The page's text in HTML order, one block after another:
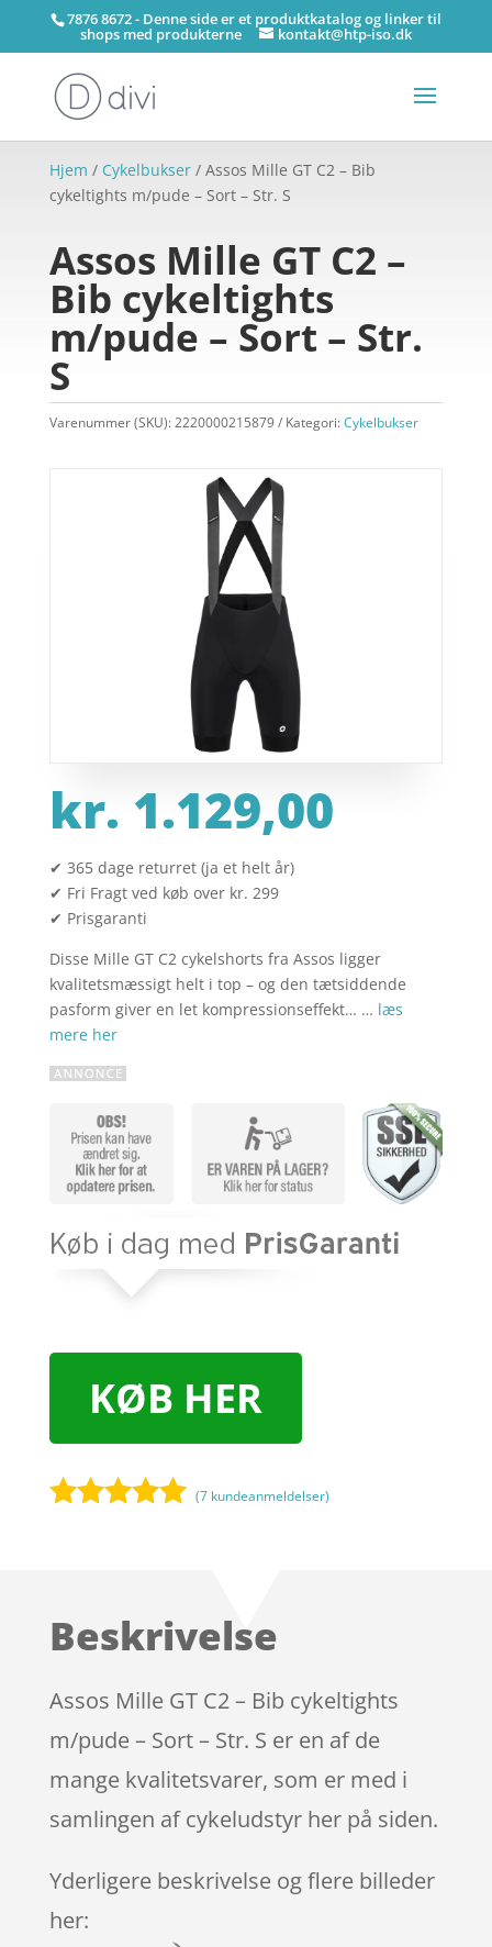
7876 8672 - Denne side er et produktkatalog og linker til
shops med produkterne kontakt@htp-iso.dk
Hjem / Cykelbukser/ Assos Mille GT C2 – Bib
cykeltights m/pude – Sort – Str. S
Assos Mille GT C2 –
Bib cykeltights
m/pude – Sort – Str.
S
Varenummer (SKU):2220000215879 Kategori:Cykelbukser
kr. 1.129,00
✔ 365 dage returret (ja et helt år)
✔ Fri Fragt ved køb over kr. 299
✔ Prisgaranti
Disse Mille GT C2 cykelshorts fra Assos ligger
kvalitetsmæssigt helt i top – og den tætsiddende
pasform giver en let kompressionseffekt… … læs
mere her
KØB HER
kundebedøm
(7 kundeanmeldelser)
Beskrivelse
Assos Mille GT C2 – Bib cykeltights
m/pude – Sort – Str. S er en af de
mange kvalitetsvarer, som er med i
samlingen af cykeludstyr her på siden.
Yderligere beskrivelse og flere billeder
her: